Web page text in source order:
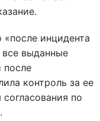
инцидента
выданные
после
контроль за ее
по